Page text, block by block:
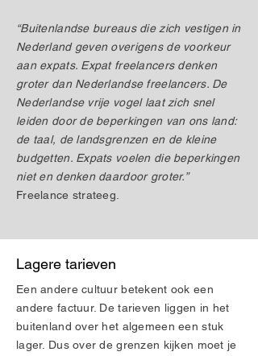
“Buitenlandse bureaus die zich vestigen in
Nederland geven overigens de voorkeur
aan expats. Expat freelancers denken
groter dan Nederlandse freelancers. De
Nederlandse vrije vogel laat zich snel
leiden door de beperkingen van ons land:
de taal, de landsgrenzen en de kleine
budgetten. Expats voelen die beperkingen
niet en denken daardoor groter.”
Freelance strateeg.
Lagere tarieven
Een andere cultuur betekent ook een
andere factuur. De tarieven liggen in het
buitenland over het algemeen een stuk
lager. Dus over de grenzen kijken moet je